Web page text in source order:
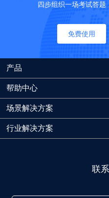
四步组织一场考试答题
免费使用
产品
帮助中心
场景解决方案
行业解决方案
联